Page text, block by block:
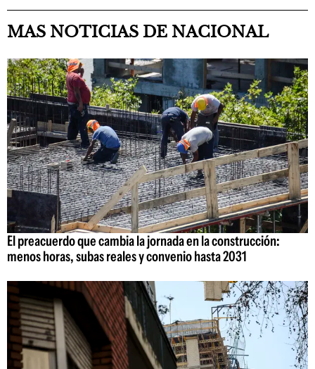
MAS NOTICIAS DE NACIONAL
El preacuerdo que cambia la jornada en la construcción:
menos horas, subas reales y convenio hasta 2031